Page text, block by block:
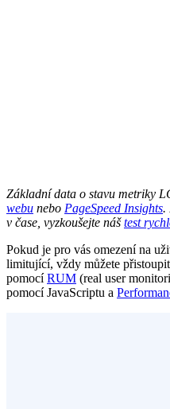
Základní data o stavu metriky
webu nebo PageSpeed Insights.
v čase, vyzkoušejte náštest
Pokud je pro vás omezení na
limitující, vždy můžete
pomocíRUM (real user
pomocí JavaScriptu a